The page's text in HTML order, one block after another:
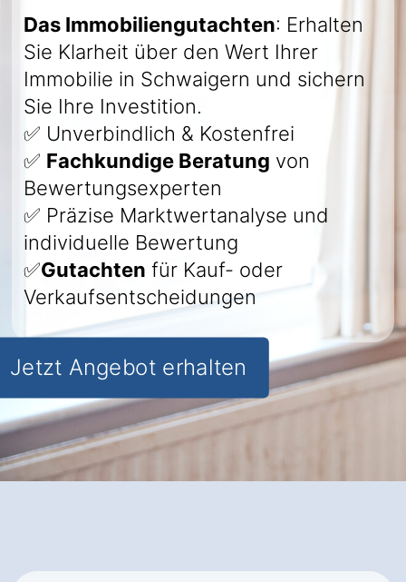
Das Immobiliengutachten: Erhalten
Sie Klarheit über den Wert Ihrer
Immobilie in Schwaigern und sichern
Sie Ihre Investition.
✅ Unverbindlich & Kostenfrei
✅ Fachkundige Beratung von
Bewertungsexperten
✅ Präzise Marktwertanalyse und
individuelle Bewertung
✅Gutachten für Kauf- oder
Verkaufsentscheidungen
Jetzt Angebot erhalten